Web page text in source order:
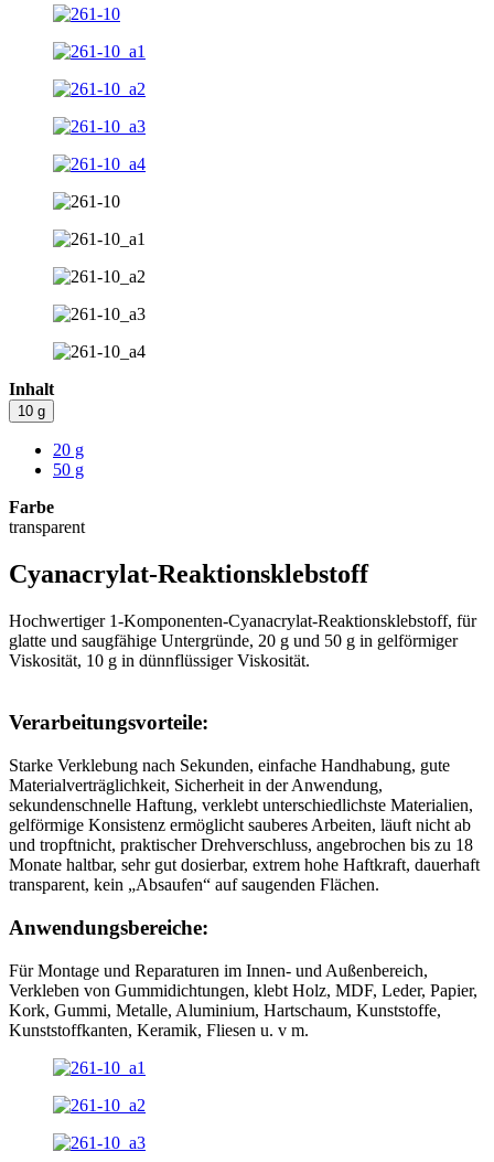
Inhalt
10 g
20 g
50 g
Farbe
transparent
Cyanacrylat-Reaktionsklebstoff
Hochwertiger 1-Komponenten-Cyanacrylat-Reaktionsklebstoff, für
glatte und saugfähige Untergründe, 20 g und 50 g in gelförmiger
Viskosität, 10 g in dünnflüssiger Viskosität.
Verarbeitungsvorteile:
Starke Verklebung nach Sekunden, einfache Handhabung, gute
Materialverträglichkeit, Sicherheit in der Anwendung,
sekundenschnelle Haftung, verklebt unterschiedlichste Materialien,
gelförmige Konsistenz ermöglicht sauberes Arbeiten, läuft nicht ab
und tropftnicht, praktischer Drehverschluss, angebrochen bis zu 18
Monate haltbar, sehr gut dosierbar, extrem hohe Haftkraft, dauerhaft
transparent, kein „Absaufen“ auf saugenden Flächen.
Anwendungsbereiche:
Für Montage und Reparaturen im Innen- und Außenbereich,
Verkleben von Gummidichtungen, klebt Holz, MDF, Leder, Papier,
Kork, Gummi, Metalle, Aluminium, Hartschaum, Kunststoffe,
Kunststoffkanten, Keramik, Fliesen u. v m.